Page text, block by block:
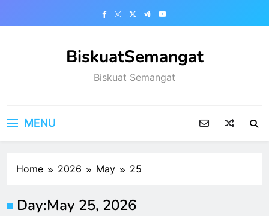
BiskuatSemangat
Biskuat Semangat
MENU
Home 2026 May 25
Day:May 25, 2026